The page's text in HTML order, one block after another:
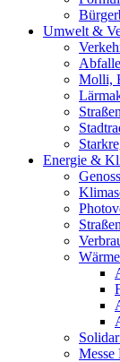
Umwelt &
Molli,
Energie &
Messe